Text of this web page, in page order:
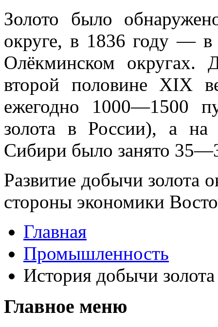
Золото было
округе, в 1836 году — в
Олёкминском округах.
второй поло­вине XIX
ежегодно 1000—1500
золота в России), а на
Сибири было занято
Развитие добычи зо­лота
сто­роны экономики
Главная
Промышленность
История добычи золота
Главное меню